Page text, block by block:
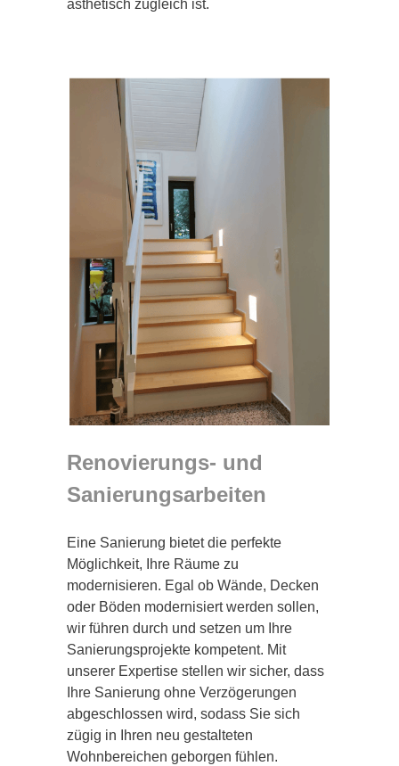
ästhetisch zugleich ist.
Renovierungs- und
Sanierungsarbeiten
Eine Sanierung bietet die perfekte
Möglichkeit, Ihre Räume zu
modernisieren. Egal ob Wände, Decken
oder Böden modernisiert werden sollen,
wir führen durch und setzen um Ihre
Sanierungsprojekte kompetent. Mit
unserer Expertise stellen wir sicher, dass
Ihre Sanierung ohne Verzögerungen
abgeschlossen wird, sodass Sie sich
zügig in Ihren neu gestalteten
Wohnbereichen geborgen fühlen.